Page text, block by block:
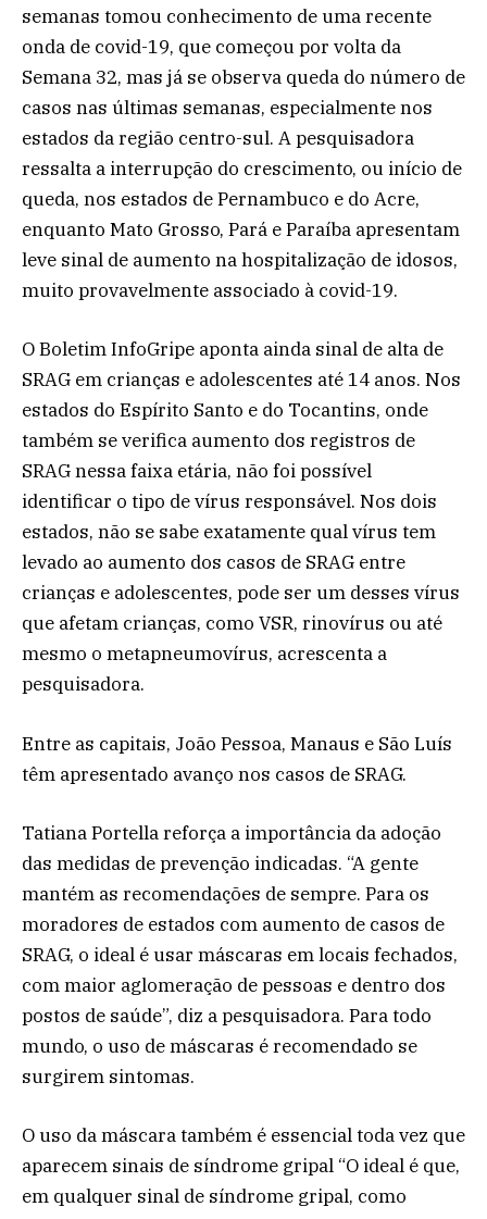
semanas tomou conhecimento de uma recente
onda de covid-19, que começou por volta da
Semana 32, mas já se observa queda do número de
casos nas últimas semanas, especialmente nos
estados da região centro-sul. A pesquisadora
ressalta a interrupção do crescimento, ou início de
queda, nos estados de Pernambuco e do Acre,
enquanto Mato Grosso, Pará e Paraíba apresentam
leve sinal de aumento na hospitalização de idosos,
muito provavelmente associado à covid-19.
O Boletim InfoGripe aponta ainda sinal de alta de
SRAG em crianças e adolescentes até 14 anos. Nos
estados do Espírito Santo e do Tocantins, onde
também se verifica aumento dos registros de
SRAG nessa faixa etária, não foi possível
identificar o tipo de vírus responsável. Nos dois
estados, não se sabe exatamente qual vírus tem
levado ao aumento dos casos de SRAG entre
crianças e adolescentes, pode ser um desses vírus
que afetam crianças, como VSR, rinovírus ou até
mesmo o metapneumovírus, acrescenta a
pesquisadora.
Entre as capitais, João Pessoa, Manaus e São Luís
têm apresentado avanço nos casos de SRAG.
Tatiana Portella reforça a importância da adoção
das medidas de prevenção indicadas. “A gente
mantém as recomendações de sempre. Para os
moradores de estados com aumento de casos de
SRAG, o ideal é usar máscaras em locais fechados,
com maior aglomeração de pessoas e dentro dos
postos de saúde”, diz a pesquisadora. Para todo
mundo, o uso de máscaras é recomendado se
surgirem sintomas.
O uso da máscara também é essencial toda vez que
aparecem sinais de síndrome gripal “O ideal é que,
em qualquer sinal de síndrome gripal, como